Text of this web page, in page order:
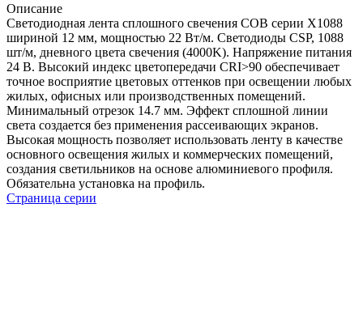
Описание
Светодиодная лента сплошного свечения COB серии X1088
шириной 12 мм, мощностью 22 Вт/м. Светодиоды CSP, 1088
шт/м, дневного цвета свечения (4000K). Напряжение питания
24 В. Высокий индекс цветопередачи CRI>90 обеспечивает
точное восприятие цветовых оттенков при освещении любых
жилых, офисных или производственных помещений.
Минимальный отрезок 14.7 мм. Эффект сплошной линии
света создается без применения рассеивающих экранов.
Высокая мощность позволяет использовать ленту в качестве
основного освещения жилых и коммерческих помещений,
создания светильников на основе алюминиевого профиля.
Обязательна установка на профиль.
Страница серии